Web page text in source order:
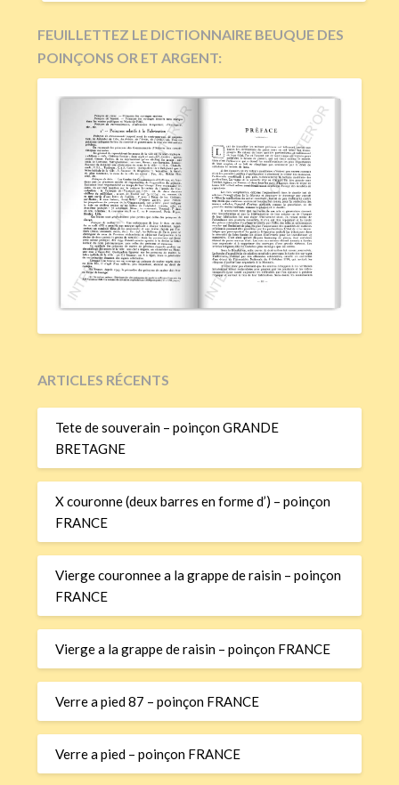
FEUILLETTEZ LE DICTIONNAIRE BEUQUE DES
POINÇONS OR ET ARGENT:
ARTICLES RÉCENTS
Tete de souverain – poinçon GRANDE
BRETAGNE
X couronne (deux barres en forme d’) – poinçon
FRANCE
Vierge couronnee a la grappe de raisin – poinçon
FRANCE
Vierge a la grappe de raisin – poinçon FRANCE
Verre a pied 87 – poinçon FRANCE
Verre a pied – poinçon FRANCE